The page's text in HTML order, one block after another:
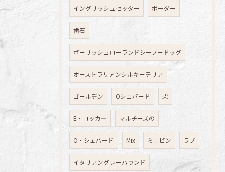
イングリッシュセッター ボーダー
歯石
ポーリッシュローランドシープードッグ
オーストラリアンシルキーテリア
ゴールデン Oシェパード 柴
E・コッカ― マルチーズの
O・シェパード Mix ミニピン ラブ
イタリアングレーハウンド